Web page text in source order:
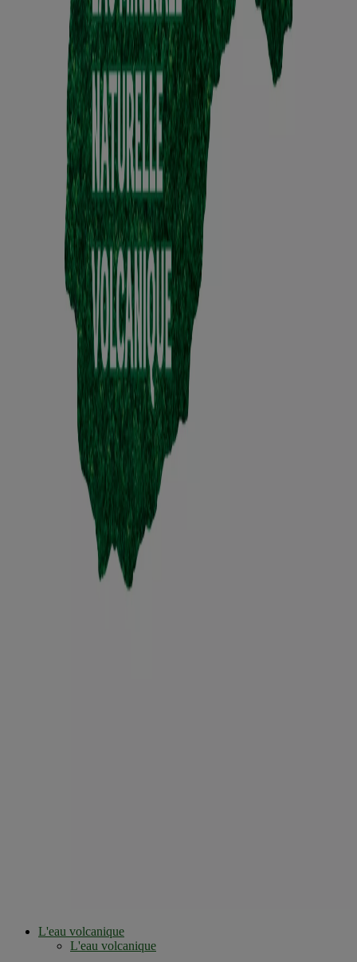
L'eau volcanique
L'eau volcanique